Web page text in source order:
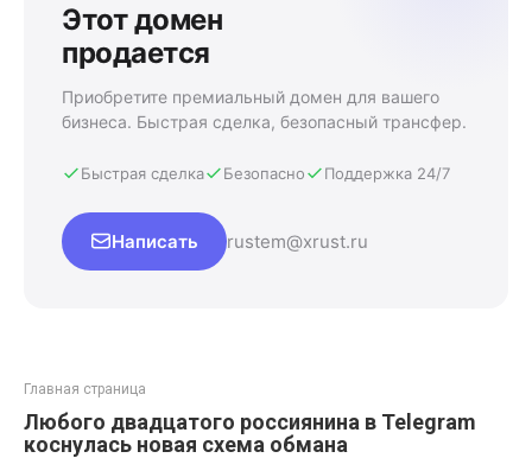
Этот домен
продается
Приобретите премиальный домен для вашего
бизнеса. Быстрая сделка, безопасный трансфер.
Быстрая сделка Безопасно Поддержка 24/7
Написать rustem@xrust.ru
Главная страница
Любого двадцатого россиянина в Telegram
коснулась новая схема обмана